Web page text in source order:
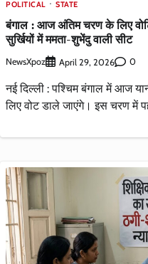
POLITICAL STATE
बंगाल : आज अंतिम चरण के लिए
सुर्खियों में ममता-शुभेंदु वाली सीट
NewsXpoz April 29, 2026 0
नई दिल्ली : पश्चिम बंगाल में आज
लिए वोट डाले जाएंगे। इस चरण में